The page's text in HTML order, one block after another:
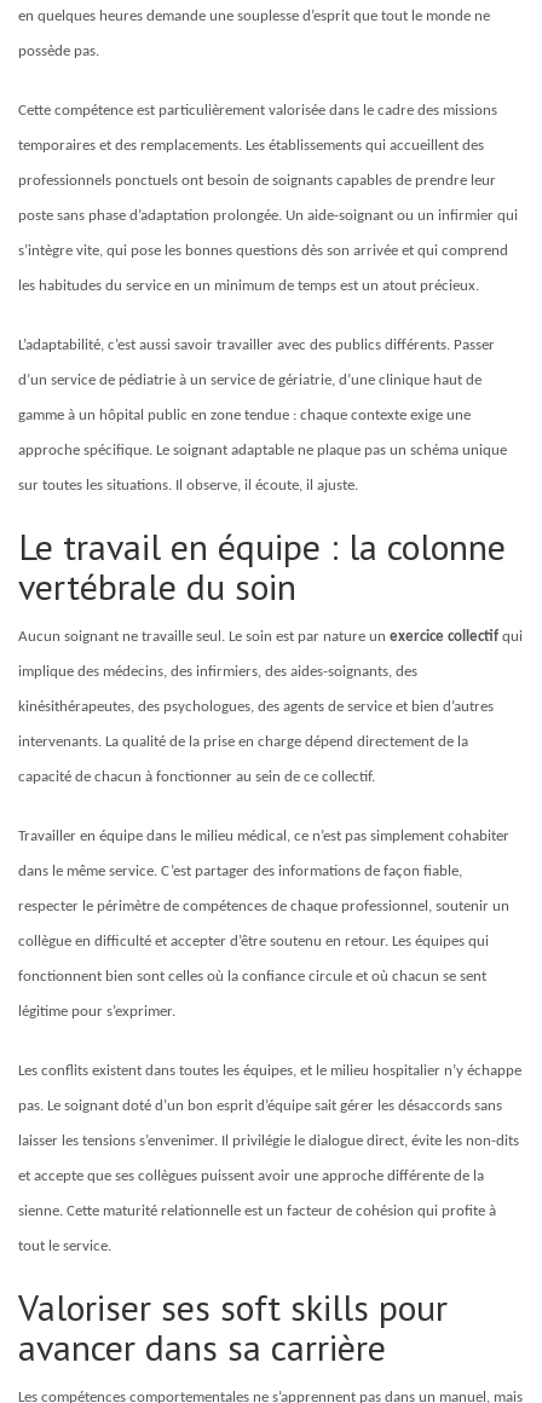
en quelques heures demande une souplesse d’esprit que tout le monde ne
possède pas.
Cette compétence est particulièrement valorisée dans le cadre des missions
temporaires et des remplacements. Les établissements qui accueillent des
professionnels ponctuels ont besoin de soignants capables de prendre leur
poste sans phase d’adaptation prolongée. Un aide-soignant ou un infirmier qui
s’intègre vite, qui pose les bonnes questions dès son arrivée et qui comprend
les habitudes du service en un minimum de temps est un atout précieux.
L’adaptabilité, c’est aussi savoir travailler avec des publics différents. Passer
d’un service de pédiatrie à un service de gériatrie, d’une clinique haut de
gamme à un hôpital public en zone tendue : chaque contexte exige une
approche spécifique. Le soignant adaptable ne plaque pas un schéma unique
sur toutes les situations. Il observe, il écoute, il ajuste.
Le travail en équipe : la colonne
vertébrale du soin
Aucun soignant ne travaille seul. Le soin est par nature un exercice collectif qui
implique des médecins, des infirmiers, des aides-soignants, des
kinésithérapeutes, des psychologues, des agents de service et bien d’autres
intervenants. La qualité de la prise en charge dépend directement de la
capacité de chacun à fonctionner au sein de ce collectif.
Travailler en équipe dans le milieu médical, ce n’est pas simplement cohabiter
dans le même service. C’est partager des informations de façon fiable,
respecter le périmètre de compétences de chaque professionnel, soutenir un
collègue en difficulté et accepter d’être soutenu en retour. Les équipes qui
fonctionnent bien sont celles où la confiance circule et où chacun se sent
légitime pour s’exprimer.
Les conflits existent dans toutes les équipes, et le milieu hospitalier n’y échappe
pas. Le soignant doté d’un bon esprit d’équipe sait gérer les désaccords sans
laisser les tensions s’envenimer. Il privilégie le dialogue direct, évite les non-dits
et accepte que ses collègues puissent avoir une approche différente de la
sienne. Cette maturité relationnelle est un facteur de cohésion qui profite à
tout le service.
Valoriser ses soft skills pour
avancer dans sa carrière
Les compétences comportementales ne s’apprennent pas dans un manuel, mais